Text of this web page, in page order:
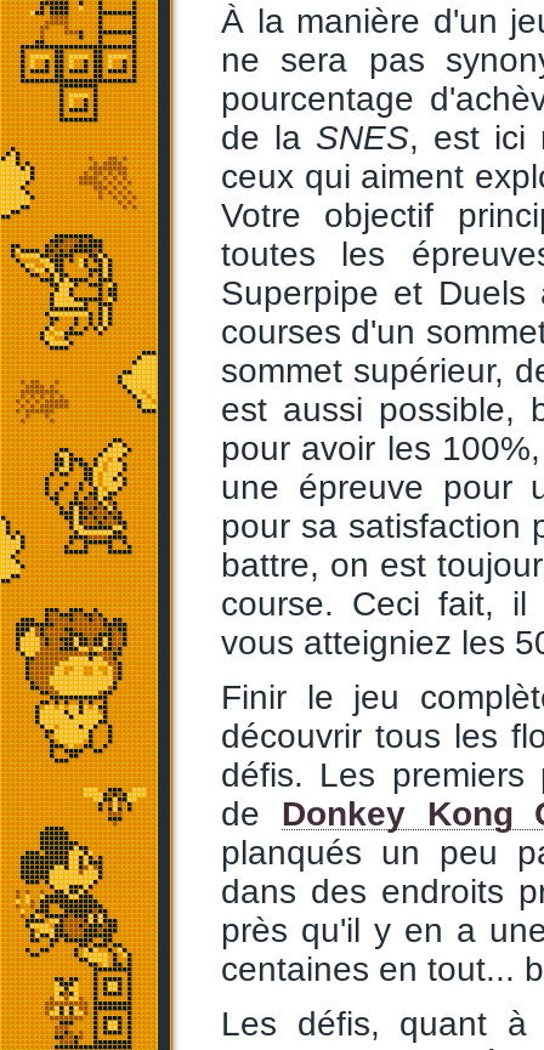
À la manière d'un
ne sera pas
pourcentage
de la SNES, est ici
ceux qui aiment
Votre objectif
toutes les
Superpipe et
courses d'un
sommet supérieur,
est aussi possible,
pour avoir les
une épreuve pour
pour sa satisfaction
battre, on est
course. Ceci fait, il
vous atteigniez les
Finir le jeu
découvrir tous les
défis. Les premiers
de Donkey Kong
planqués un peu
dans des endroits
près qu'il y en a
centaines en tout...
Les défis, quant à